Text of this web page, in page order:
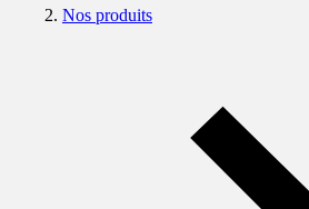
Nos produits